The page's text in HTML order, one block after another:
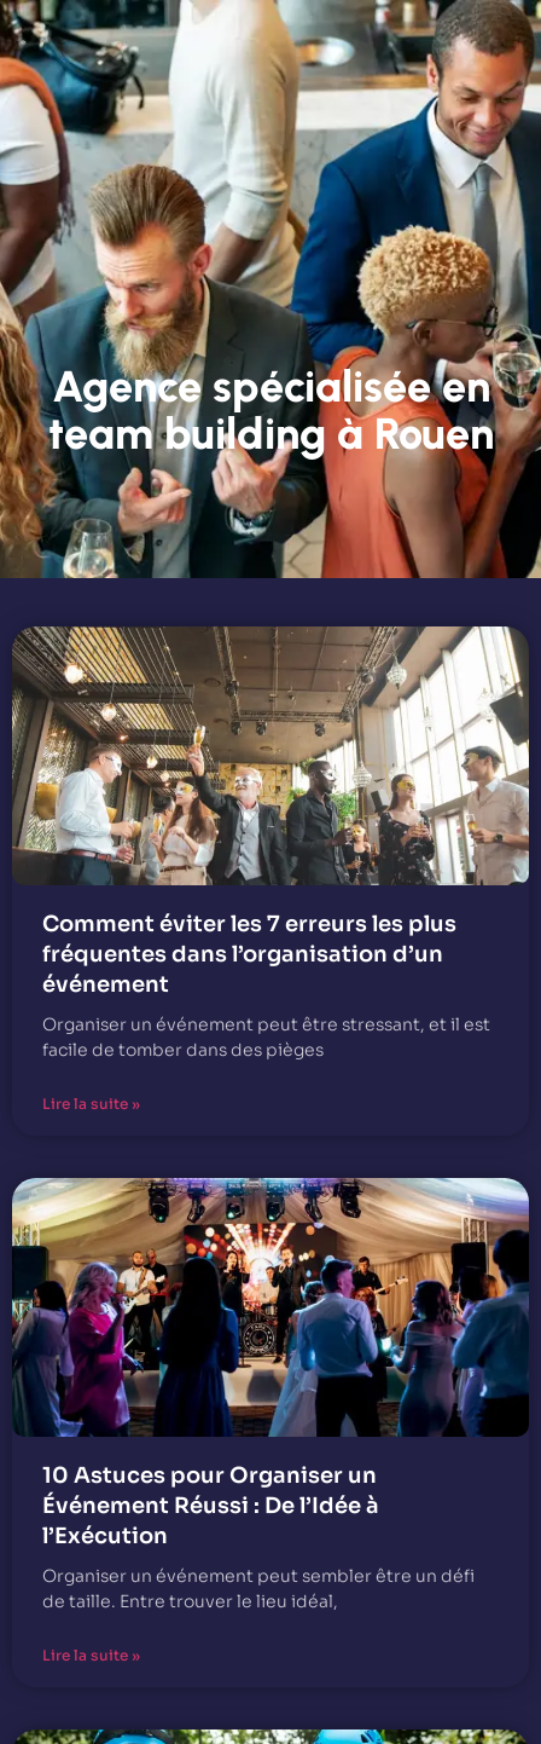
Agence spécialisée en
team building à Rouen
Comment éviter les 7 erreurs les plus
fréquentes dans l’organisation d’un
événement
Organiser un événement peut être stressant, et il est
facile de tomber dans des pièges
Lire la suite »
10 Astuces pour Organiser un
Événement Réussi : De l’Idée à
l’Exécution
Organiser un événement peut sembler être un défi
de taille. Entre trouver le lieu idéal,
Lire la suite »